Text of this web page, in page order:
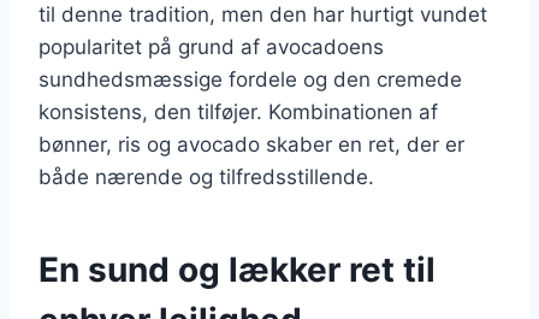
til denne tradition, men den har hurtigt vundet
popularitet på grund af avocadoens
sundhedsmæssige fordele og den cremede
konsistens, den tilføjer. Kombinationen af
bønner, ris og avocado skaber en ret, der er
både nærende og tilfredsstillende.
En sund og lækker ret til